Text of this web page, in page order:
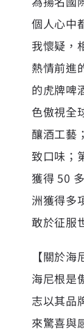
個人心中
我懷疑，
熱情前進
的虎牌啤
色傲視全
釀酒工藝
致口味；
獲得 50
洲獲得多
敢於征服
【關於海
海尼根是
志以其品
來驚喜與